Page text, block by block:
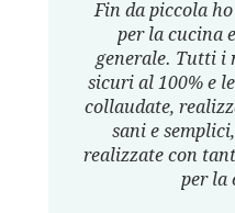
Fin da piccola
per la cucina
generale. Tutti i
sicuri al 100% e
collaudate,
sani e
realizzate con
per la